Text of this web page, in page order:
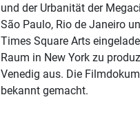
und der Urbanität der
São Paulo, Rio de Janeiro
Times Square Arts
Raum in New York zu
Venedig aus. Die
bekannt gemacht.